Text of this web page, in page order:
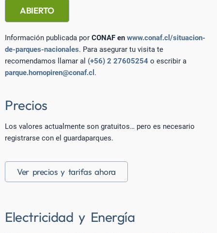
ABIERTO
Información publicada por CONAF en www.conaf.cl/situacion-
de-parques-nacionales. Para asegurar tu visita te
recomendamos llamar al (+56) 2 27605254 o escribir a
parque.hornopiren@conaf.cl .
Precios
Los valores actualmente son gratuitos… pero es necesario
registrarse con el guardaparques.
Ver precios y tarifas ahora
Electricidad y Energía